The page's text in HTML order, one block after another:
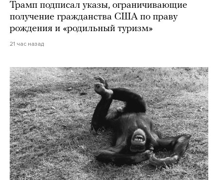
Трамп подписал указы, ограничивающие
получение гражданства США по праву
рождения и «родильный туризм»
21 час назад